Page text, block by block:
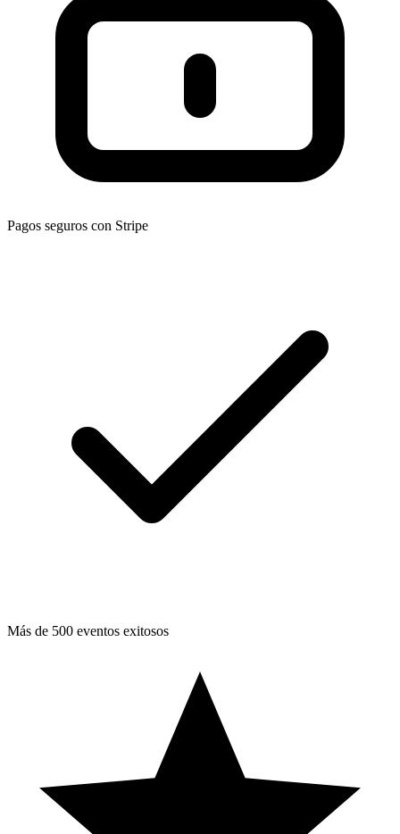
Pagos seguros con Stripe
Más de 500 eventos exitosos